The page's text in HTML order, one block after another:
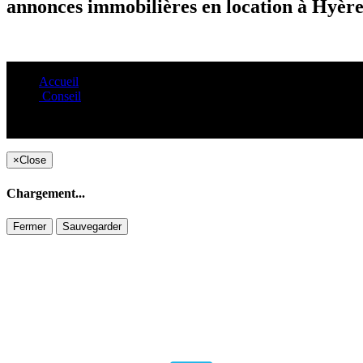
annonces immobilières en location à
Accueil
Conseil
×Close
Chargement...
Fermer Sauvegarder